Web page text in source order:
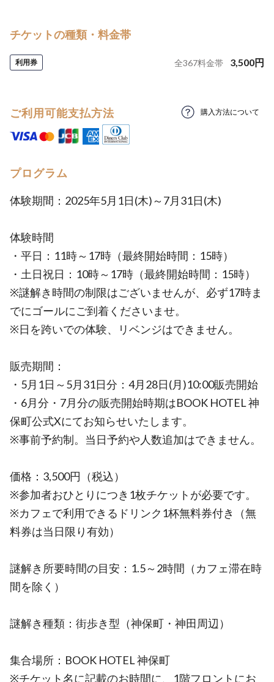
チケットの種類・料金帯
利用券 全367料金帯 3,500円
ご利用可能支払方法 購入方法について
プログラム
体験期間：2025年5月1日(木)～7月31日(木)
体験時間
・平日：11時～17時（最終開始時間：15時）
・土日祝日：10時～17時（最終開始時間：15時）
※謎解き時間の制限はございませんが、必ず17時ま
でにゴールにご到着くださいませ。
※日を跨いでの体験、リベンジはできません。
販売期間：
・5月1日～5月31日分：4月28日(月)10:00販売開始
・6月分・7月分の販売開始時期はBOOK HOTEL 神
保町公式Xにてお知らせいたします。
※事前予約制。当日予約や人数追加はできません。
価格：3,500円（税込）
※参加者おひとりにつき1枚チケットが必要です。
※カフェで利用できるドリンク1杯無料券付き（無
料券は当日限り有効）
謎解き所要時間の目安：1.5～2時間（カフェ滞在時
間を除く）
謎解き種類：街歩き型（神保町・神田周辺）
集合場所：BOOK HOTEL 神保町
※チケット名に記載のお時間に、1階フロントにお